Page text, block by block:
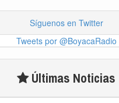
Síguenos en Twitter
Tweets por @BoyacaRadio
Últimas Noticias